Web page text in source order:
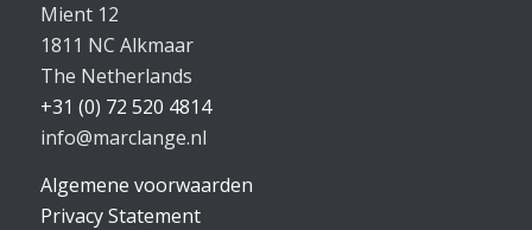
Mient 12
1811 NC Alkmaar
The Netherlands
+31 (0) 72 520 4814
info@marclange.nl
Algemene voorwaarden
Privacy Statement